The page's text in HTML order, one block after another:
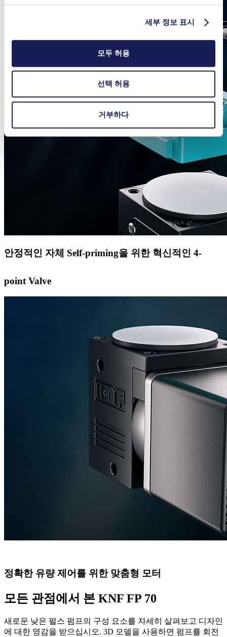
세부 정보 표시
모두 허용
선택 허용
거부하다
안정적인 자체 Self-priming을 위한 혁신적인 4-
point Valve
정확한 유량 제어를 위한 맞춤형 모터
모든 관점에서 본 KNF FP 70
새로운 낮은 펄스 펌프의 구성 요소를 자세히 살펴보고 디자인
에 대한 영감을 받으십시오. 3D 모델을 사용하면 펌프를 회전